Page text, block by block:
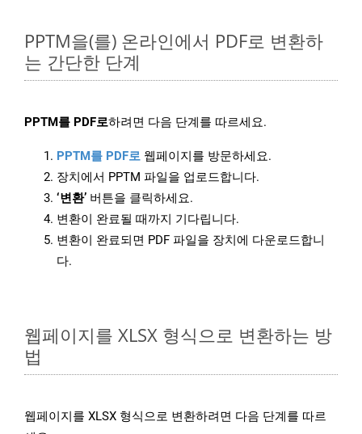
PPTM을(를) 온라인에서 PDF로 변환하
는 간단한 단계
PPTM를 PDF로하려면 다음 단계를 따르세요.
PPTM를 PDF로 웹페이지를 방문하세요.
장치에서 PPTM 파일을 업로드합니다.
‘변환’ 버튼을 클릭하세요.
변환이 완료될 때까지 기다립니다.
변환이 완료되면 PDF 파일을 장치에 다운로드합니
다.
웹페이지를 XLSX 형식으로 변환하는 방
법
웹페이지를 XLSX 형식으로 변환하려면 다음 단계를 따르